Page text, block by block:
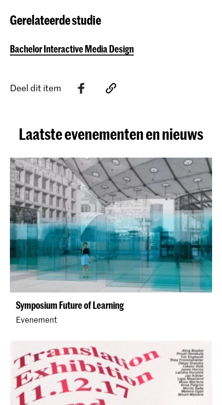
Gerelateerde studie
Bachelor Interactive Media Design
Deel dit item
Laatste evenementen en nieuws
Symposium Future of Learning
Evenement